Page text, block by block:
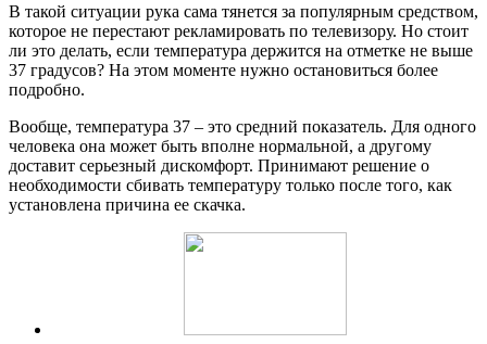
В такой ситуации рука сама тянется за популярным средством,
которое не перестают рекламировать по телевизору. Но стоит
ли это делать, если температура держится на отметке не выше
37 градусов? На этом моменте нужно остановиться более
подробно.
Вообще, температура 37 – это средний показатель. Для одного
человека она может быть вполне нормальной, а другому
доставит серьезный дискомфорт. Принимают решение о
необходимости сбивать температуру только после того, как
установлена причина ее скачка.